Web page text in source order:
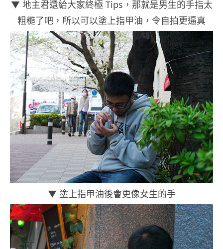
▼ 地主君還給大家終極 Tips，那就是男生的手指太
粗糙了吧，所以可以塗上指甲油，令自拍更逼真
▼ 塗上指甲油後會更像女生的手